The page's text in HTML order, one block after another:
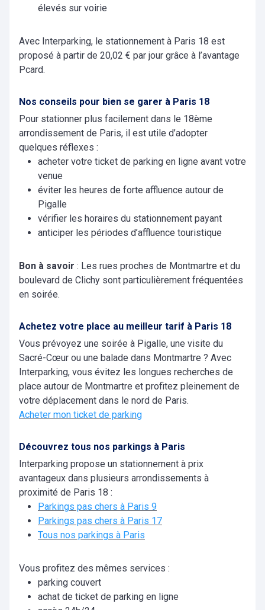
élevés sur voirie
Avec Interparking, le stationnement à Paris 18 est
proposé à partir de 20,02 € par jour grâce à l’avantage
Pcard.
Nos conseils pour bien se garer à Paris 18
Pour stationner plus facilement dans le 18ème
arrondissement de Paris, il est utile d’adopter
quelques réflexes :
acheter votre ticket de parking en ligne avant votre
venue
éviter les heures de forte affluence autour de
Pigalle
vérifier les horaires du stationnement payant
anticiper les périodes d’affluence touristique
Bon à savoir : Les rues proches de Montmartre et du
boulevard de Clichy sont particulièrement fréquentées
en soirée.
Achetez votre place au meilleur tarif à Paris 18
Vous prévoyez une soirée à Pigalle, une visite du
Sacré-Cœur ou une balade dans Montmartre ? Avec
Interparking, vous évitez les longues recherches de
place autour de Montmartre et profitez pleinement de
votre déplacement dans le nord de Paris.
Acheter mon ticket de parking
Découvrez tous nos parkings à Paris
Interparking propose un stationnement à prix
avantageux dans plusieurs arrondissements à
proximité de Paris 18 :
Parkings pas chers à Paris 9
Parkings pas chers à Paris 17
Tous nos parkings à Paris
Vous profitez des mêmes services :
parking couvert
achat de ticket de parking en ligne